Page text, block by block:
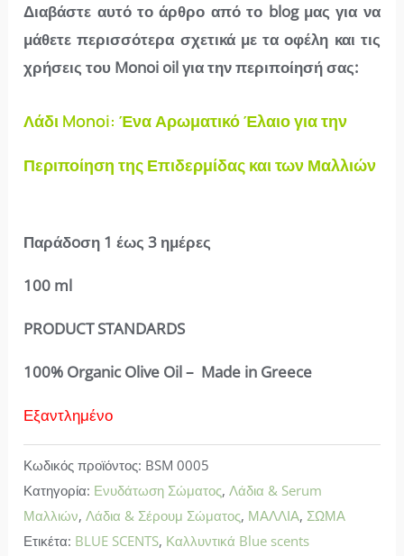
Διαβάστε αυτό το άρθρο από το blog μας για να
μάθετε περισσότερα σχετικά με τα οφέλη και τις
χρήσεις του Monoi oil για την περιποίησή σας:
Λάδι Monoi: Ένα Αρωματικό Έλαιο για την
Περιποίηση της Επιδερμίδας και των Μαλλιών
Παράδoση 1 έως 3 ημέρες
100 ml
PRODUCT STANDARDS
100% Organic Olive Oil – Made in Greece
Εξαντλημένο
Κωδικός προϊόντος: BSM 0005
Κατηγορία: Ενυδάτωση Σώματος,Λάδια & Serum
Μαλλιών,Λάδια & Σέρουμ Σώματος, ΜΑΛΛΙΑ, ΣΩΜΑ
Ετικέτα: BLUE SCENTS, Καλλυντικά Blue scents